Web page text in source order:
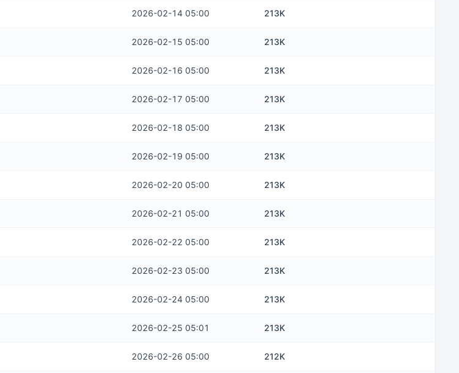
2026-02-14 05:00 213K
2026-02-15 05:00 213K
2026-02-16 05:00 213K
2026-02-17 05:00 213K
2026-02-18 05:00 213K
2026-02-19 05:00 213K
2026-02-20 05:00 213K
2026-02-21 05:00 213K
2026-02-22 05:00 213K
2026-02-23 05:00 213K
2026-02-24 05:00 213K
2026-02-25 05:01 213K
2026-02-26 05:00 212K